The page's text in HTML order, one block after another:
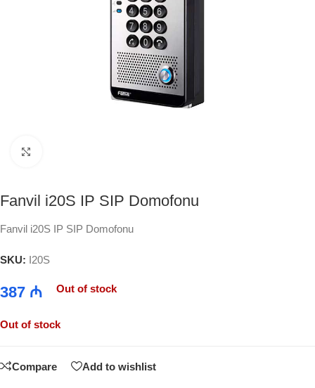
Fanvil i20S IP SIP Domofonu
Fanvil i20S IP SIP Domofonu
SKU: I20S
387 ₼ Out of stock
Out of stock
Compare Add to wishlist